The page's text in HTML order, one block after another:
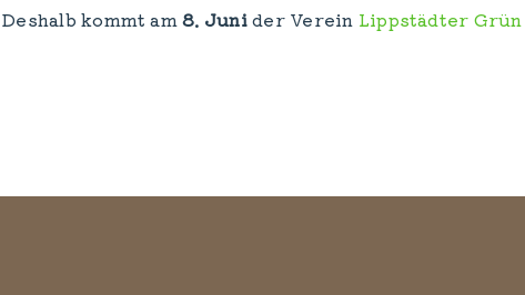
Deshalb kommt am8. Junider Verein Lippstädter Grün